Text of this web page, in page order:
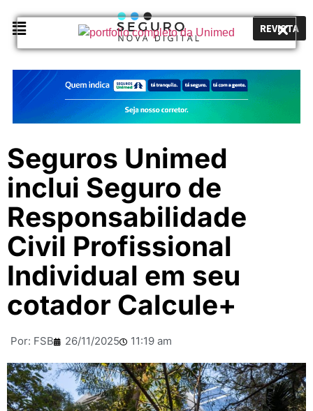
REVISTA
Seguros Unimed
inclui Seguro de
Responsabilidade
Civil Profissional
Individual em seu
cotador Calcule+
Por: FSB 26/11/2025 11:19 am